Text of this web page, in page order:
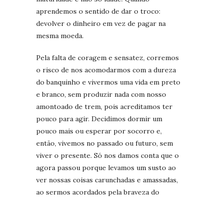
aprendemos o sentido de dar o troco:
devolver o dinheiro em vez de pagar na
mesma moeda.
Pela falta de coragem e sensatez, corremos
o risco de nos acomodarmos com a dureza
do banquinho e vivermos uma vida em preto
e branco, sem produzir nada com nosso
amontoado de trem, pois acreditamos ter
pouco para agir. Decidimos dormir um
pouco mais ou esperar por socorro e,
então, vivemos no passado ou futuro, sem
viver o presente. Só nos damos conta que o
agora passou porque levamos um susto ao
ver nossas coisas carunchadas e amassadas,
ao sermos acordados pela braveza do